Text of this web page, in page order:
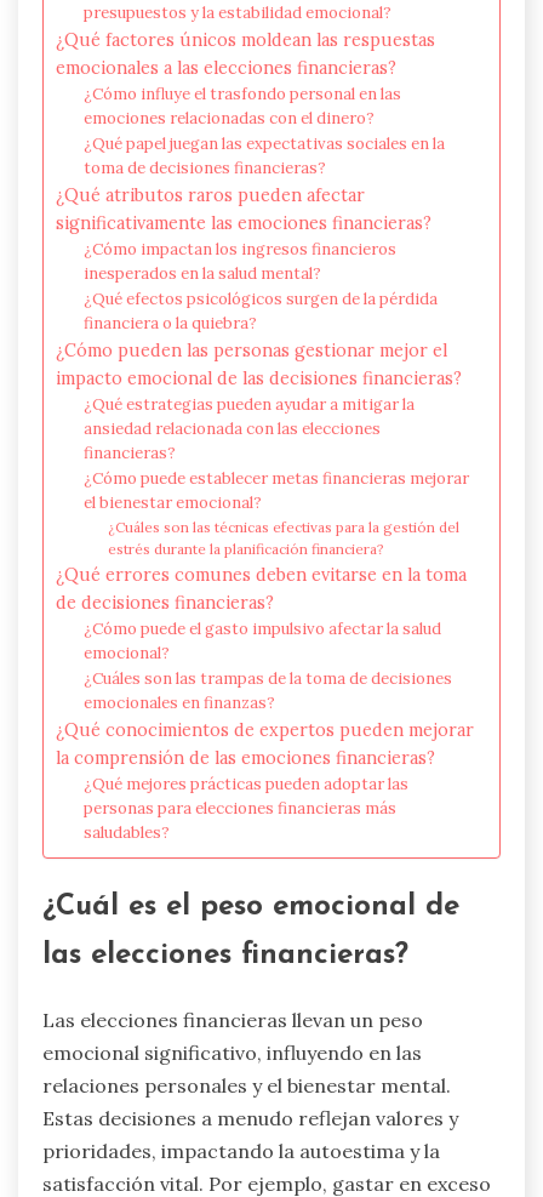
presupuestos y la estabilidad emocional?
¿Qué factores únicos moldean las respuestas
emocionales a las elecciones financieras?
¿Cómo influye el trasfondo personal en las
emociones relacionadas con el dinero?
¿Qué papel juegan las expectativas sociales en la
toma de decisiones financieras?
¿Qué atributos raros pueden afectar
significativamente las emociones financieras?
¿Cómo impactan los ingresos financieros
inesperados en la salud mental?
¿Qué efectos psicológicos surgen de la pérdida
financiera o la quiebra?
¿Cómo pueden las personas gestionar mejor el
impacto emocional de las decisiones financieras?
¿Qué estrategias pueden ayudar a mitigar la
ansiedad relacionada con las elecciones
financieras?
¿Cómo puede establecer metas financieras mejorar
el bienestar emocional?
¿Cuáles son las técnicas efectivas para la gestión del
estrés durante la planificación financiera?
¿Qué errores comunes deben evitarse en la toma
de decisiones financieras?
¿Cómo puede el gasto impulsivo afectar la salud
emocional?
¿Cuáles son las trampas de la toma de decisiones
emocionales en finanzas?
¿Qué conocimientos de expertos pueden mejorar
la comprensión de las emociones financieras?
¿Qué mejores prácticas pueden adoptar las
personas para elecciones financieras más
saludables?
¿Cuál es el peso emocional de
las elecciones financieras?
Las elecciones financieras llevan un peso
emocional significativo, influyendo en las
relaciones personales y el bienestar mental.
Estas decisiones a menudo reflejan valores y
prioridades, impactando la autoestima y la
satisfacción vital. Por ejemplo, gastar en exceso